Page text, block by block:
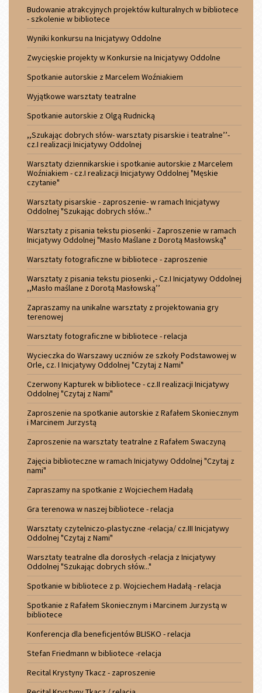
Budowanie atrakcyjnych projektów kulturalnych w bibliotece
- szkolenie w bibliotece
Wyniki konkursu na Inicjatywy Oddolne
Zwycięskie projekty w Konkursie na Inicjatywy Oddolne
Spotkanie autorskie z Marcelem Woźniakiem
Wyjątkowe warsztaty teatralne
Spotkanie autorskie z Olgą Rudnicką
,,Szukając dobrych słów- warsztaty pisarskie i teatralne’’-
cz.I realizacji Inicjatywy Oddolnej
Warsztaty dziennikarskie i spotkanie autorskie z Marcelem
Woźniakiem - cz.I realizacji Inicjatywy Oddolnej "Męskie
czytanie"
Warsztaty pisarskie - zaproszenie- w ramach Inicjatywy
Oddolnej "Szukając dobrych słów..."
Warsztaty z pisania tekstu piosenki - Zaproszenie w ramach
Inicjatywy Oddolnej "Masło Maślane z Dorotą Masłowską"
Warsztaty fotograficzne w bibliotece - zaproszenie
Warsztaty z pisania tekstu piosenki ,- Cz.I Inicjatywy Oddolnej
,,Masło maślane z Dorotą Masłowską’’
Zapraszamy na unikalne warsztaty z projektowania gry
terenowej
Warsztaty fotograficzne w bibliotece - relacja
Wycieczka do Warszawy uczniów ze szkoły Podstawowej w
Orle, cz. I Inicjatywy Oddolnej "Czytaj z Nami"
Czerwony Kapturek w bibliotece - cz.II realizacji Inicjatywy
Oddolnej "Czytaj z Nami"
Zaproszenie na spotkanie autorskie z Rafałem Skoniecznym
i Marcinem Jurzystą
Zaproszenie na warsztaty teatralne z Rafałem Swaczyną
Zajęcia biblioteczne w ramach Inicjatywy Oddolnej "Czytaj z
nami"
Zapraszamy na spotkanie z Wojciechem Hadałą
Gra terenowa w naszej bibliotece - relacja
Warsztaty czytelniczo-plastyczne -relacja/ cz.III Inicjatywy
Oddolnej "Czytaj z Nami"
Warsztaty teatralne dla dorosłych -relacja z Inicjatywy
Oddolnej "Szukając dobrych słów..."
Spotkanie w bibliotece z p. Wojciechem Hadałą - relacja
Spotkanie z Rafałem Skoniecznym i Marcinem Jurzystą w
bibliotece
Konferencja dla beneficjentów BLISKO - relacja
Stefan Friedmann w bibliotece -relacja
Recital Krystyny Tkacz - zaproszenie